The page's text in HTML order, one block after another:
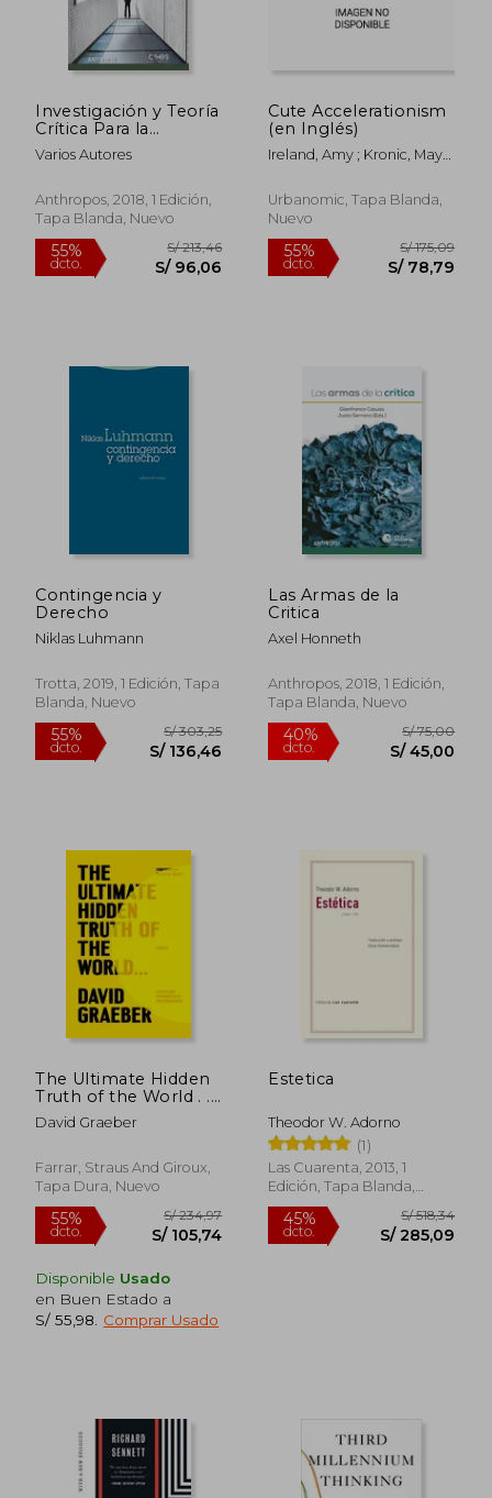
55% 55%
dcto.
Investigación y Teoría
Crítica Para la
Sociedad Actual
Varios Autores
Anthropos, 2018, 1 Edición,
Tapa Blanda, Nuevo
55%
Cute Accelerationism
(en Inglés)
Ireland, Amy ; Kronic, Maya
Urbanomic, Tapa Blanda,
Nuevo
55%
Contingencia y
Derecho
Niklas Luhmann
Trotta, 2019, 1 Edición, Tapa
Blanda, Nuevo
55%
dcto.
S/ 303,25
S/ 136,46
Las Armas de la
Critica
Axel Honneth
Anthropos, 2018, 1 Edición,
Tapa Blanda, Nuevo
40%
The Ultimate Hidden
Truth of the World . .
.: Essays (en Inglés)
David Graeber
Farrar, Straus And Giroux,
Tapa Dura, Nuevo
Disponible Usado
en Buen Estado a
S/ 55,98
Comprar Usado
Estetica
Theodor W. Adorno
(1)
Las Cuarenta, 2013, 1
Edición, Tapa Blanda,
Nuevo